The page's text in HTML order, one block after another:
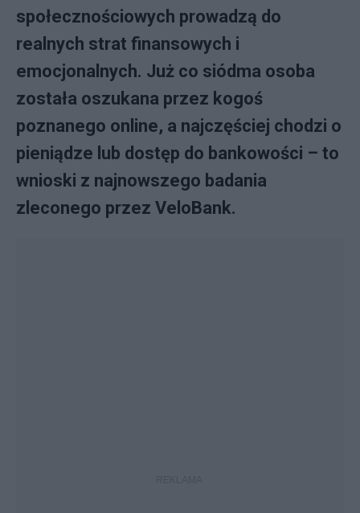
społecznościowych prowadzą do
realnych strat finansowych i
emocjonalnych. Już co siódma osoba
została oszukana przez kogoś
poznanego online, a najczęściej chodzi o
pieniądze lub dostęp do bankowości – to
wnioski z najnowszego badania
zleconego przez VeloBank.